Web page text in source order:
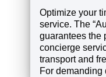
Optimize your
service. The
guarantees the
concierge
transport and
For demanding